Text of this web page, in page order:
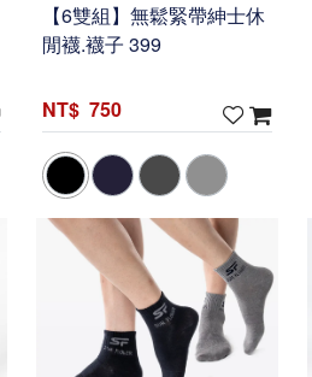
【6雙組】無鬆緊帶紳士休
閒襪.襪子 399
750